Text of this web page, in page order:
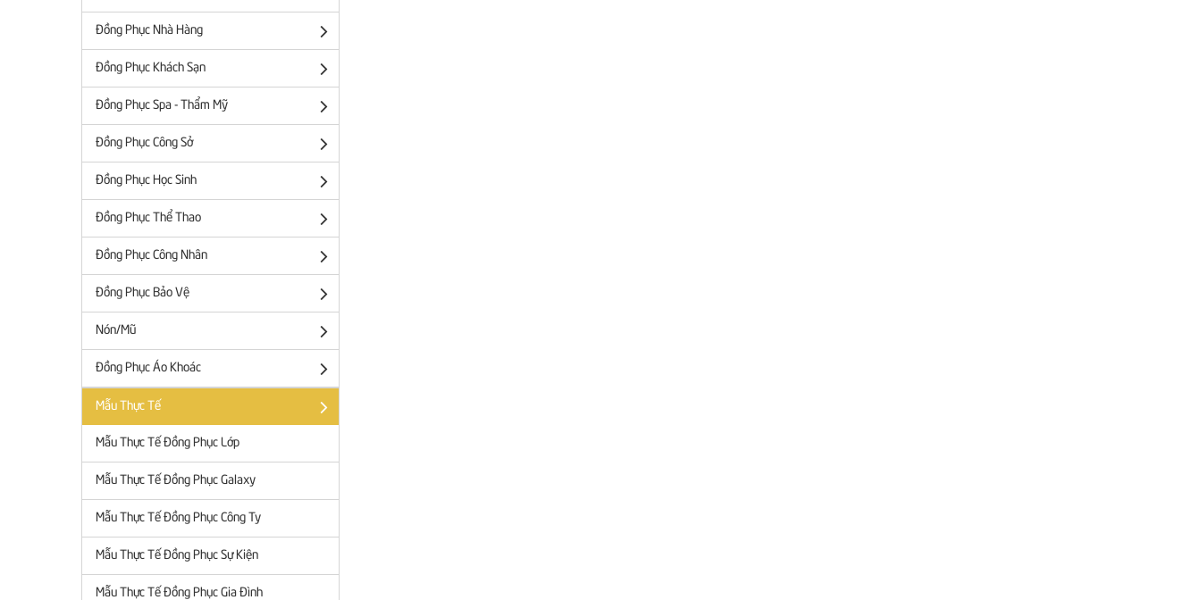
Đồng Phục Nhà Hàng
Đồng Phục Khách Sạn
Đồng Phục Spa - Thẩm Mỹ
Đồng Phục Công Sở
Đồng Phục Học Sinh
Đồng Phục Thể Thao
Đồng Phục Công Nhân
Đồng Phục Bảo Vệ
Nón/Mũ
Đồng Phục Áo Khoác
Mẫu Thực Tế
Mẫu Thực Tế Đồng Phục Lớp
Mẫu Thực Tế Đồng Phục Galaxy
Mẫu Thực Tế Đồng Phục Công Ty
Mẫu Thực Tế Đồng Phục Sự Kiện
Mẫu Thực Tế Đồng Phục Gia Đình